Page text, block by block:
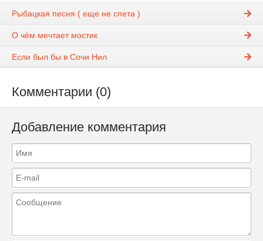
Рыбацкая песня ( еще не спета )
О чём мечтает мостик
Если был бы в Сочи Нил
Комментарии (0)
Добавление комментария